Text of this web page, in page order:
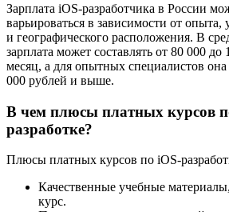
Зарплата iOS-разработчика в России
варьироваться в зависимости от
и географического расположения. В
зарплата может составлять от 80 000 до
месяц, а для опытных специалистов
000 рублей и выше.
В чем плюсы платных курсов
разработке?
Плюсы платных курсов по iOS-
Качественные учебные
курс.